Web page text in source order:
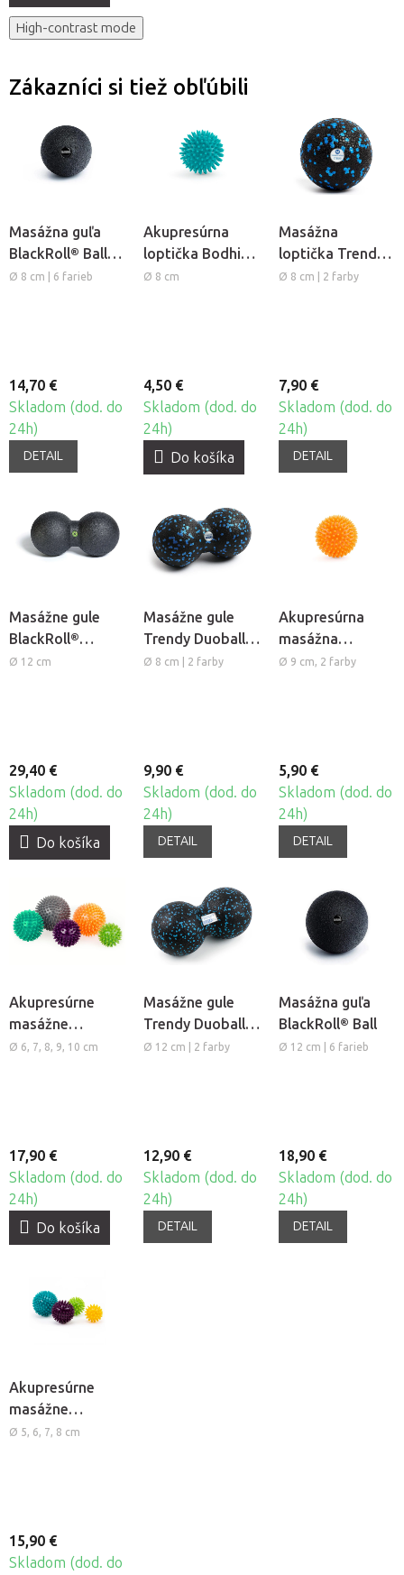
High-contrast mode
Zákazníci si tiež obľúbili
Masážna guľa
BlackRoll® Ball
Mini
Ø 8 cm | 6 farieb
14,70 €
Skladom (dod. do
24h)
DETAIL
Akupresúrna
loptička Bodhi
Spiky Ball
Ø 8 cm
4,50 €
Skladom (dod. do
24h)
Do košíka
Masážna
loptička Trendy
Bola M
Ø 8 cm | 2 farby
7,90 €
Skladom (dod. do
24h)
DETAIL
Masážne gule
BlackRoll®
DuoBall
Ø 12 cm
29,40 €
Skladom (dod. do
24h)
Do košíka
Masážne gule
Trendy Duoball
Dupla
Ø 8 cm | 2 farby
9,90 €
Skladom (dod. do
24h)
DETAIL
Akupresúrna
masážna
loptička Bodhi
Ø 9 cm, 2 farby
5,90 €
Skladom (dod. do
24h)
DETAIL
Akupresúrne
masážne
loptičky Bodhi
Ø 6, 7, 8, 9, 10 cm
17,90 €
Skladom (dod. do
24h)
Do košíka
Masážne gule
Trendy Duoball
Dupla XL
Ø 12 cm | 2 farby
12,90 €
Skladom (dod. do
24h)
DETAIL
Masážna guľa
BlackRoll® Ball
Ø 12 cm | 6 farieb
18,90 €
Skladom (dod. do
24h)
DETAIL
Akupresúrne
masážne
loptičky Bodhi
Ø 5, 6, 7, 8 cm
15,90 €
Skladom (dod. do